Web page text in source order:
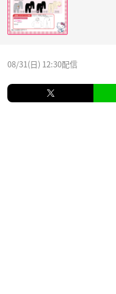
08/31(日) 12:30配信